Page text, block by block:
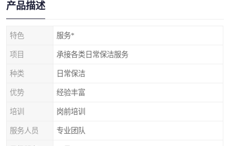
产品描述
特色 服务*
项目 承接各类日常保洁服务
种类 日常保洁
优势 经验丰富
培训 岗前培训
服务人员 专业团队